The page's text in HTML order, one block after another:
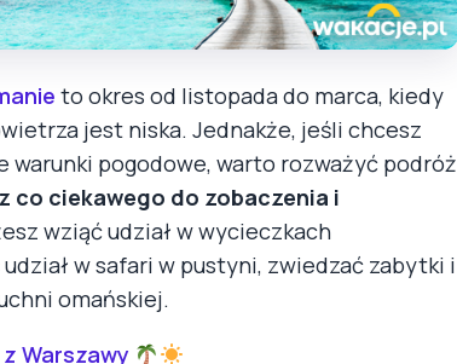
to okres od listopada do marca, kiedy
jest niska. Jednakże, jeśli chcesz
warunki pogodowe, warto rozważyć podróż
co ciekawego do zobaczenia i
wziąć udział w wycieczkach
w safari w pustyni, zwiedzać zabytki i
omańskiej.
Warszawy